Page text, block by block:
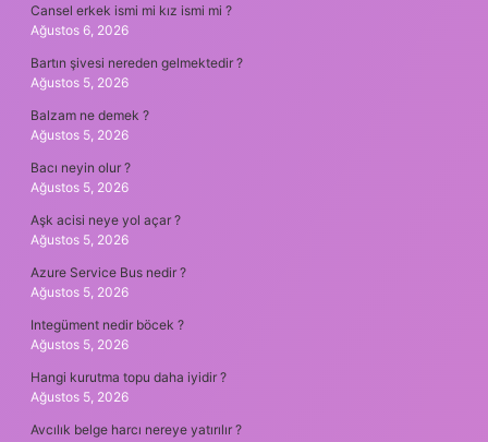
Cansel erkek ismi mi kız ismi mi ?
Ağustos 6, 2026
Bartın şivesi nereden gelmektedir ?
Ağustos 5, 2026
Balzam ne demek ?
Ağustos 5, 2026
Bacı neyin olur ?
Ağustos 5, 2026
Aşk acisi neye yol açar ?
Ağustos 5, 2026
Azure Service Bus nedir ?
Ağustos 5, 2026
Integüment nedir böcek ?
Ağustos 5, 2026
Hangi kurutma topu daha iyidir ?
Ağustos 5, 2026
Avcılık belge harcı nereye yatırılır ?